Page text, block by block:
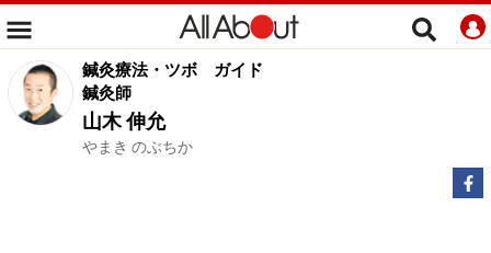
鍼灸療法・ツボ
ガイド
鍼灸師
山木 伸允
やまき のぶちか